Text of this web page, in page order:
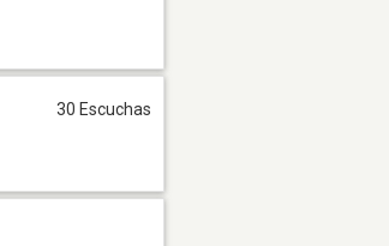
30 Escuchas